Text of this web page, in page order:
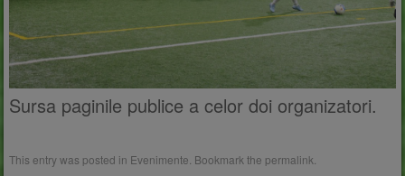
Sursa paginile publice a celor doi organizatori.
This entry was posted in Evenimente . Bookmark the permalink